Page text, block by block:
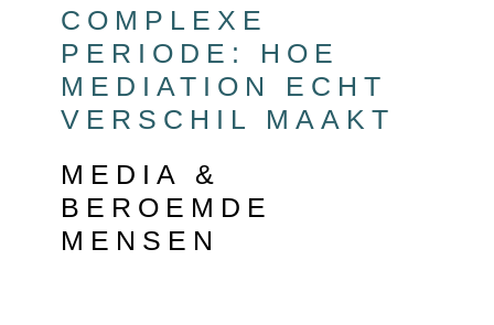
COMPLEXE
PERIODE: HOE
MEDIATION ECHT
VERSCHIL MAAKT
MEDIA &
BEROEMDE
MENSEN